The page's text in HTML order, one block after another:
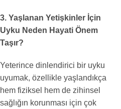
3. Yaşlanan Yetişkinler İçin
Uyku Neden Hayati Önem
Taşır?
Yeterince dinlendirici bir uyku
uyumak, özellikle yaşlandıkça
hem fiziksel hem de zihinsel
sağlığın korunması için çok